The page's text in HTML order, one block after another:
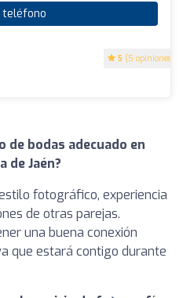
5 (5 opiniones)
teléfono
bodas adecuado en
de Jaén?
fotográfico, experiencia
de otras parejas.
una buena conexión
que estará contigo durante